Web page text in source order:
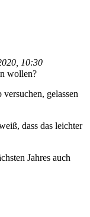
10:30
wollen?
gelassen
dass das leichter
Jahres auch